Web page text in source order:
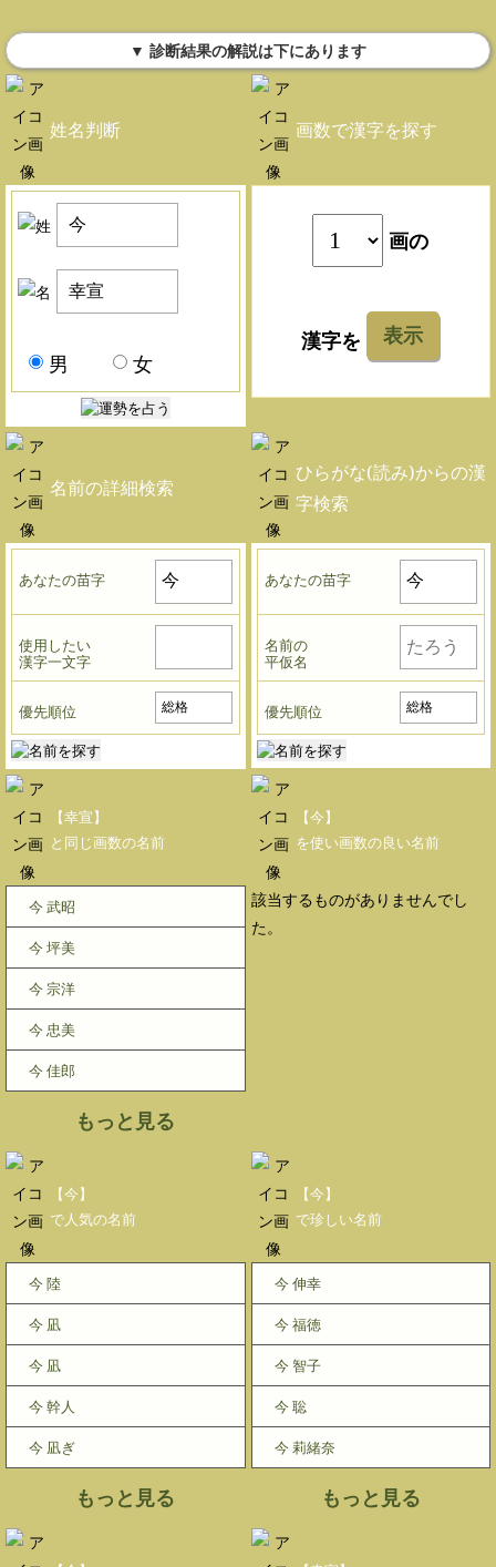
▼ 診断結果の解説は下にあります
姓名判断
男 女
画数で漢字を探す
画の
漢字を 表示
名前の詳細検索
あなたの苗字
使用したい
漢字一文字
優先順位
ひらがな(読み)からの漢
字検索
あなたの苗字
名前の
平仮名
優先順位
【幸宣】
と同じ画数の名前
今 武昭
今 坪美
今 宗洋
今 忠美
今 佳郎
もっと見る
【今】
を使い画数の良い名前
該当するものがありませんでし
た。
【今】
で人気の名前
今 陸
今 凪
今 凪
今 幹人
今 凪ぎ
もっと見る
【今】
で珍しい名前
今 伸幸
今 福徳
今 智子
今 聡
今 莉緒奈
もっと見る